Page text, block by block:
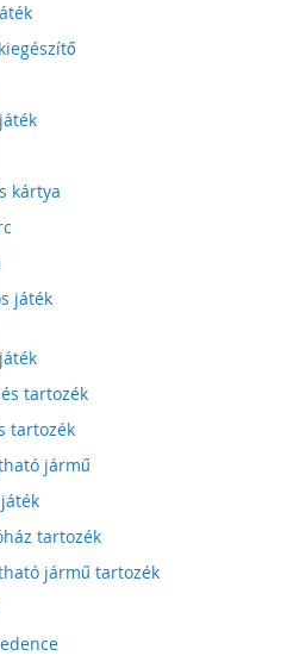
kártya
játék
tartozék
tartozék
jármű
tartozék
jármű tartozék